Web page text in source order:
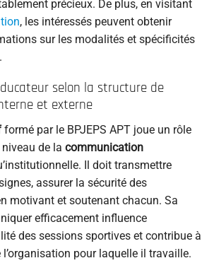
précieux. De plus, en visitant
, les intéressés peuvent obtenir
sur les modalités et spécificités
selon la structure de
et externe
formé par le BPJEPS APT joue un rôle
de la communication
Il doit transmettre
assurer la sécurité des
motivant et soutenant chacun. Sa
efficacement influence
des sessions sportives et contribue à
l’organisation pour laquelle il travaille.